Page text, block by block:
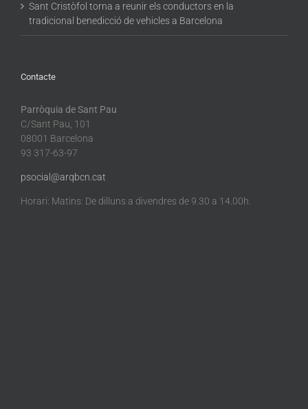
Sant Cristòfol torna a reunir els conductors en la
tradicional benedicció de vehicles a Barcelona
Contacte
Parròquia de Sant Pau
C/Sant Pau, 101
08001 Barcelona
93 317-63-97
psocial@arqbcn.cat
Horari: Matins: De dilluns a divendres de 9.30 a 14.00h.